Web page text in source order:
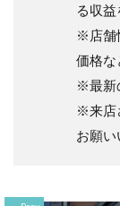
る収益
※店舗
価格な
※最新
※来店
お願い